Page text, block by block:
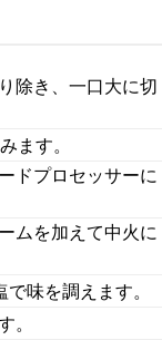
除き、一口大に切
ます。
ドプロセッサーに
ムを加えて中火に
味を調えます。
。